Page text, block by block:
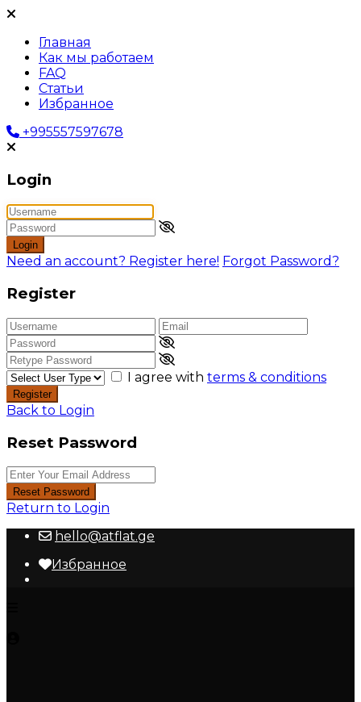
Главная
Как мы работаем
FAQ
Статьи
Избранное
+995557597678
Login
Login
Need an account? Register here! Forgot Password?
Register
I agree with terms & conditions
Register
Back to Login
Reset Password
Reset Password
Return to Login
hello@atflat.ge
Избранное